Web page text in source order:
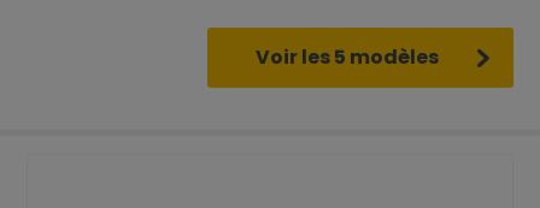
Voir les 5 modèles